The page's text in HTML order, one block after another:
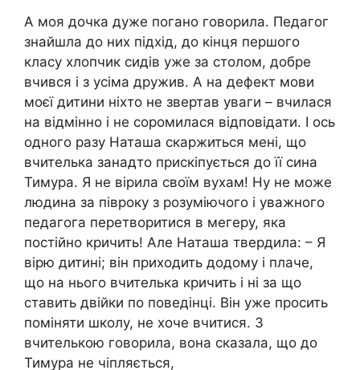
А моя дочка дуже погано говорила. Педагог
знайшла до них підхід, до кінця першого
класу хлопчик сидів уже за столом, добре
вчився і з усіма дружив. А на дефект мови
моєї дитини ніхто не звертав уваги – вчилася
на відмінно і не соромилася відповідати. І ось
одного разу Наташа скаржиться мені, що
вчителька занадто прискіпується до її сина
Тимура. Я не вірила своїм вухам! Ну не може
людина за півроку з розуміючого і уважного
педагога перетворитися в мегеру, яка
постійно кричить! Але Наташа твердила: – Я
вірю дитині; він приходить додому і плаче,
що на нього вчителька кричить і ні за що
ставить двійки по поведінці. Він уже просить
поміняти школу, не хоче вчитися. З
вчителькою говорила, вона сказала, що до
Тимура не чіпляється,